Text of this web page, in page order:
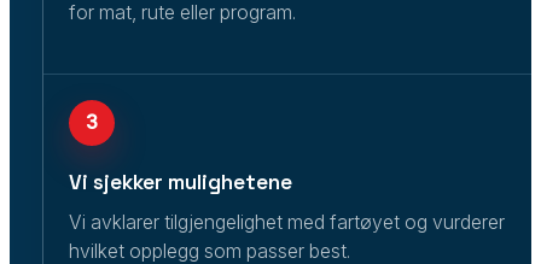
for mat, rute eller program.
3
Vi sjekker mulighetene
Vi avklarer tilgjengelighet med fartøyet og vurderer
hvilket opplegg som passer best.